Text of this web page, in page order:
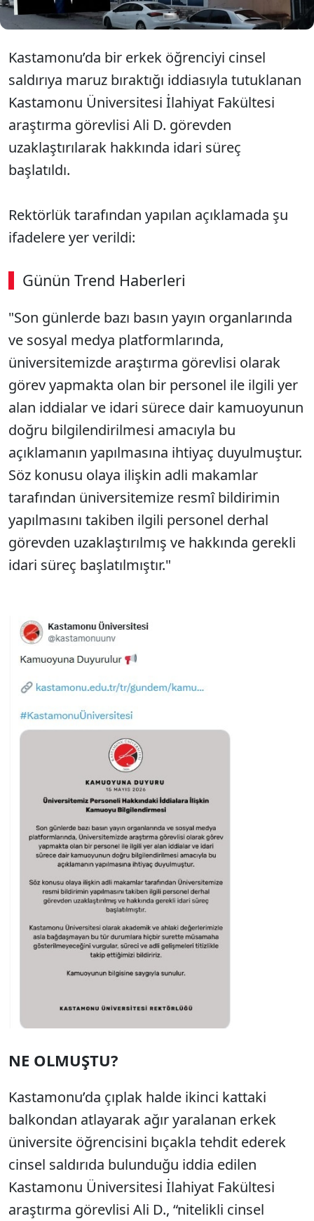
ifadelerine yer verildi.
Kastamonu’da bir erkek öğrenciyi cinsel
saldırıya maruz bıraktığı iddiasıyla tutuklanan
Kastamonu Üniversitesi İlahiyat Fakültesi
araştırma görevlisi Ali D. görevden
uzaklaştırılarak hakkında idari süreç
başlatıldı.
Rektörlük tarafından yapılan açıklamada şu
ifadelere yer verildi:
Günün Trend Haberleri
"Son günlerde bazı basın yayın organlarında
ve sosyal medya platformlarında,
üniversitemizde araştırma görevlisi olarak
görev yapmakta olan bir personel ile ilgili yer
alan iddialar ve idari sürece dair kamuoyunun
doğru bilgilendirilmesi amacıyla bu
açıklamanın yapılmasına ihtiyaç duyulmuştur.
Söz konusu olaya ilişkin adli makamlar
tarafından üniversitemize resmî bildirimin
yapılmasını takiben ilgili personel derhal
görevden uzaklaştırılmış ve hakkında gerekli
idari süreç başlatılmıştır."
NE OLMUŞTU?
Kastamonu’da çıplak halde ikinci kattaki
balkondan atlayarak ağır yaralanan erkek
üniversite öğrencisini bıçakla tehdit ederek
cinsel saldırıda bulunduğu iddia edilen
Kastamonu Üniversitesi İlahiyat Fakültesi
araştırma görevlisi Ali D., “nitelikli cinsel